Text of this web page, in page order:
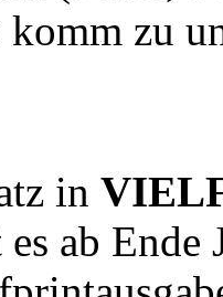
zu
in
ab Ende